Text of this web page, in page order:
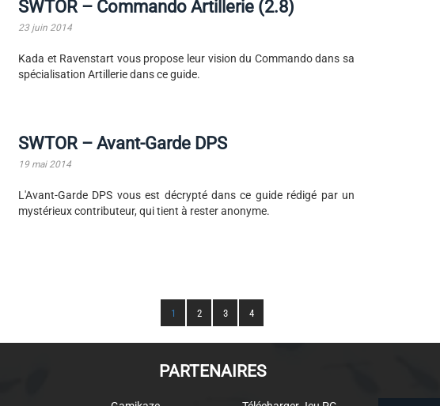
SWTOR – Commando Artillerie (2.8)
23 juin 2014
Kada et Ravenstart vous propose leur vision du Commando dans sa
spécialisation Artillerie dans ce guide.
SWTOR – Avant-Garde DPS
19 mai 2014
L'Avant-Garde DPS vous est décrypté dans ce guide rédigé par un
mystérieux contributeur, qui tient à rester anonyme.
1 2 3 4
PARTENAIRES